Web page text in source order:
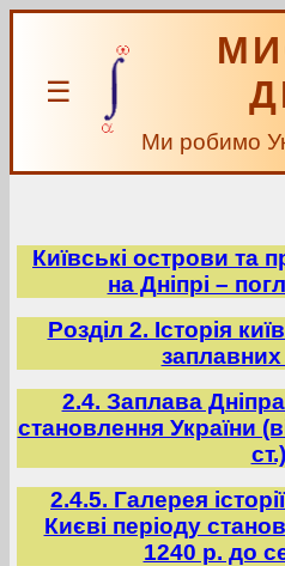
☰
Ми робимо
Київські острови та
на Дніпрі –
Розділ 2. Історія
2.4. Заплава
становлення України
ст.)
2.4.5. Галерея
Києві періоду
1240 р. до